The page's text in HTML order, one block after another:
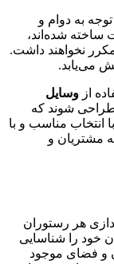
توجه به دوام و
ساخته شده‌اند،
نخواهند داشت.
می‌یابد.
از وسایل
طراحی شوند که
انتخاب مناسب و با
مشتریان و
هر رستوران
خود را شناسایی
و فضای موجود